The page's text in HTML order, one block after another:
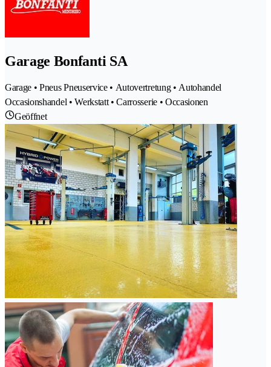
Garage Bonfanti SA
Garage • Pneus Pneuservice • Autovertretung • Autohandel
Occasionshandel • Werkstatt • Carrosserie • Occasionen
Geöffnet